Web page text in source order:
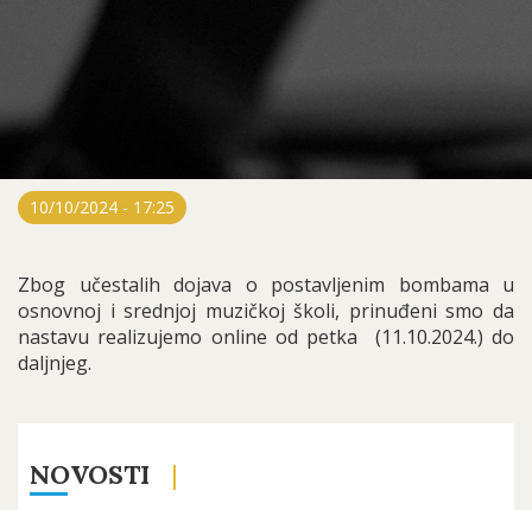
10/10/2024 - 17:25
Zbog učestalih dojava o postavljenim bombama u
osnovnoj i srednjoj muzičkoj školi, prinuđeni smo da
nastavu realizujemo online od petka (11.10.2024.) do
daljnjeg.
NOVOSTI